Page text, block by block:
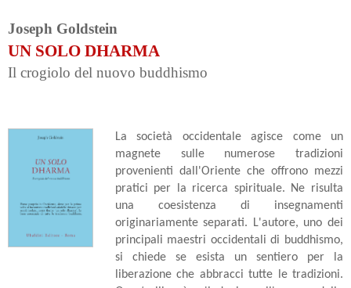
Joseph Goldstein
UN SOLO DHARMA
Il crogiolo del nuovo buddhismo
La società occidentale agisce come un
magnete sulle numerose tradizioni
provenienti dall'Oriente che offrono mezzi
pratici per la ricerca spirituale. Ne risulta
una coesistenza di insegnamenti
originariamente separati. L'autore, uno dei
principali maestri occidentali di buddhismo,
si chiede se esista un sentiero per la
liberazione che abbracci tutte le tradizioni.